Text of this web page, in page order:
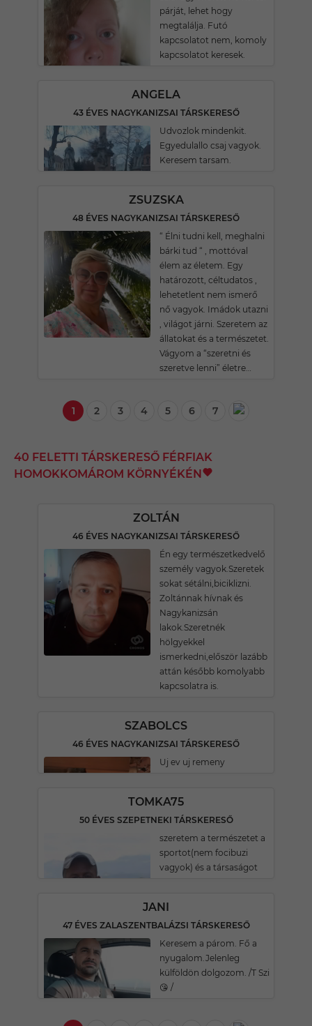
párját, lehet hogy
megtalálja. Futó
kapcsolatot nem, komoly
kapcsolatot keresek.
ANGELA
43 ÉVES NAGYKANIZSAI TÁRSKERESŐ
Udvozlok mindenkit.
Egyedulallo csaj vagyok.
Keresem tarsam.
ZSUZSKA
48 ÉVES NAGYKANIZSAI TÁRSKERESŐ
“ Élni tudni kell, meghalni
bárki tud “ , mottóval
élem az életem. Egy
határozott, céltudatos ,
lehetetlent nem ismerő
nő vagyok. Imádok utazni
, világot járni. Szeretem az
állatokat és a természetet.
Vágyom a “szeretni és
szeretve lenni” életre…
1 2 3 4 5 6 7
40 FELETTI TÁRSKERESŐ FÉRFIAK
HOMOKKOMÁROM KÖRNYÉKÉN
ZOLTÁN
46 ÉVES NAGYKANIZSAI TÁRSKERESŐ
Én egy természetkedvelő
személy vagyok.Szeretek
sokat sétálni,biciklizni.
Zoltánnak hívnak és
Nagykanizsán
lakok.Szeretnék
hölgyekkel
ismerkedni,először lazább
attán később komolyabb
kapcsolatra is.
SZABOLCS
46 ÉVES NAGYKANIZSAI TÁRSKERESŐ
Uj ev uj remeny
TOMKA75
50 ÉVES SZEPETNEKI TÁRSKERESŐ
szeretem a természetet a
sportot(nem focibuzi
vagyok) és a társaságot
JANI
47 ÉVES ZALASZENTBALÁZSI TÁRSKERESŐ
Keresem a párom. Fő a
nyugalom.Jelenleg
külföldön dolgozom. /T Szi
😘 /